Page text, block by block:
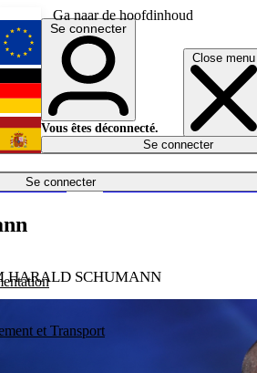
Ga naar de hoofdinhoud
Close menu
Se connecter
et Transport
Économie
English
Deutsch
Español
Se connecter
Vous êtes déconnecté.
Se connecter
HARALD SCHUMANN